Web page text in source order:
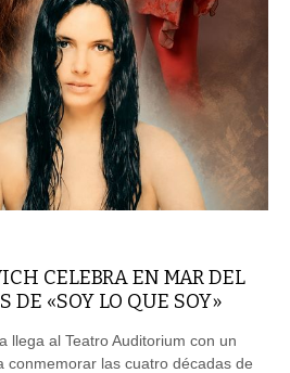
CELEBRA EN MAR DEL
DE «SOY LO QUE SOY»
llega al Teatro Auditorium con un
conmemorar las cuatro décadas de